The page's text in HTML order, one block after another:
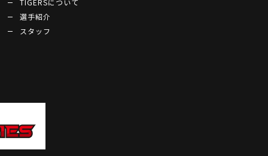
TIGERSについて
選手紹介
スタッフ